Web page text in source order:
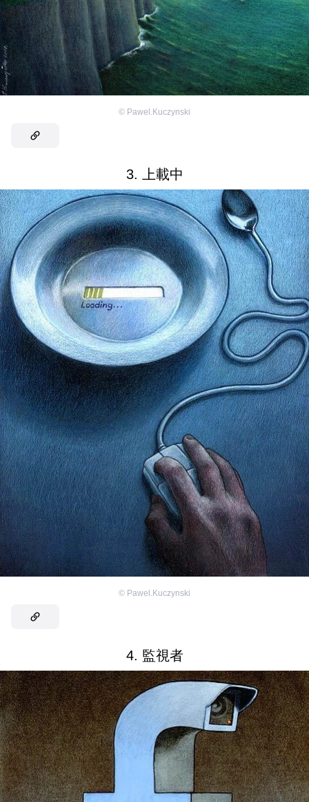
© Pawel.Kuczynski
3. 上載中
© Pawel.Kuczynski
4. 監視者